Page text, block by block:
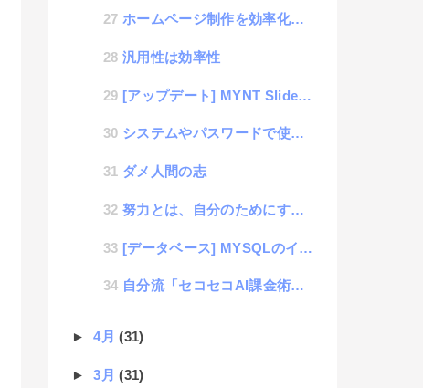
ホームページ制作を効率化させるための作業を図解しておくブログ
汎用性は効率性
[アップデート] MYNT Sliderに、継続スクロール機能の追加（AI開発事例）
システムやパスワードで使ってはいけない文字列
ダメ人間の志
努力とは、自分のためにするものではなく、人のためにすると報われる
[データベース] MYSQLのインクリメントを深掘りするアラカルト
自分流「セコセコAI課金術」サブスクにをコスパ良く使い倒す方法
►4月(31)
►3月(31)